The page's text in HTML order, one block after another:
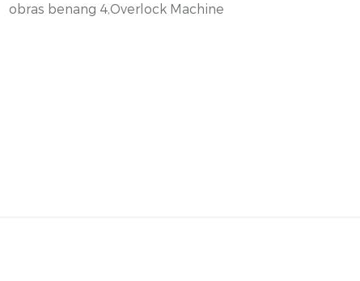
obras benang 4,Overlock Machine